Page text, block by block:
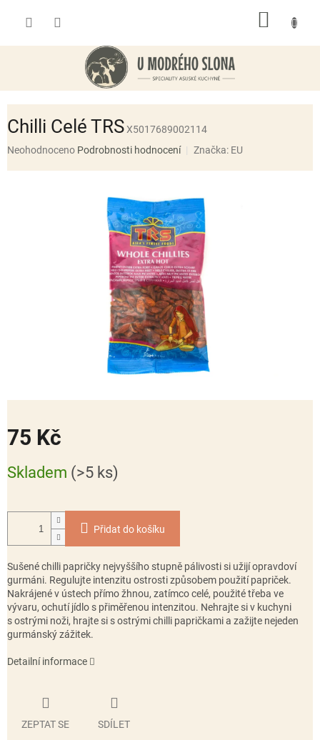
Chilli Celé TRSX5017689002114
Průměrné
Neohodnoceno Podrobnosti hodnocení Značka: EU
75 Kč
cena:
Skladem (>5 ks)
Přidat do košíku
Sušené chilli papričky nejvyššího stupně pálivosti si užijí opravdoví
gurmáni. Regulujte intenzitu ostrosti způsobem použití papriček.
Nakrájené v ústech přímo žhnou, zatímco celé, použité třeba ve
vývaru, ochutí jídlo s přiměřenou intenzitou. Nehrajte si v kuchyni
s ostrými noži, hrajte si s ostrými chilli papričkami a zažijte nejeden
gurmánský zážitek.
Detailní informace
ZEPTAT SE SDÍLET